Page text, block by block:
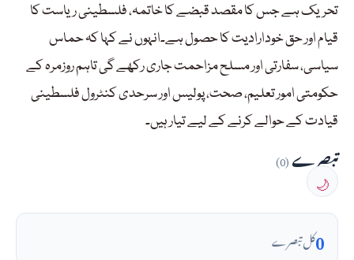
تحریک ہے جس کا مقصد قبضے کا خاتمہ، فلسطینی ریاست کا
قیام اور حق خودارادیت کا حصول ہے۔انہوں نے کہا کہ حماس
سیاسی، سفارتی اور مسلح مزاحمت جاری رکھے گی تاہم روزمرہ کے
حکومتی امور تعلیم، صحت، پولیس اور سرحدی کنٹرول فلسطینی
قیادت کے حوالے کرنے کے لیے تیار ہیں۔
تبصرے(0)
🌙
0کل تبصرے